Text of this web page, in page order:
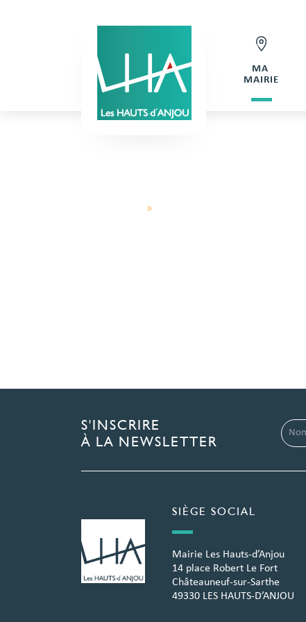
MA
MAIRIE
»
S'INSCRIRE
À LA NEWSLETTER
SIÈGE SOCIAL
Mairie Les Hauts-d’Anjou
14 place Robert Le Fort
Châteauneuf-sur-Sarthe
49330 LES HAUTS-D’ANJOU